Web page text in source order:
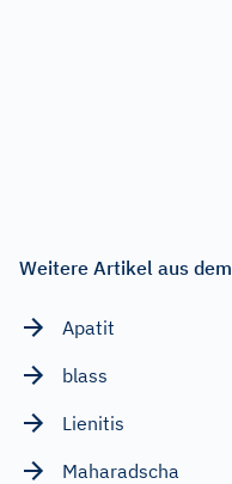
Weitere Artikel aus
Apatit
blass
Lienitis
Maharadscha